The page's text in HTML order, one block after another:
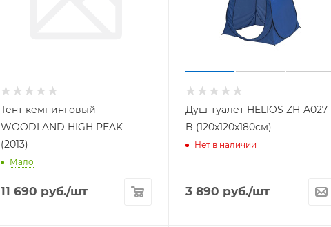
Тент кемпинговый
WOODLAND HIGH PEAK
(2013)
Мало
11 690 руб./шт
Душ-туалет HELIOS ZH-A027-
B (120х120х180см)
Нет в наличии
3 890 руб./шт